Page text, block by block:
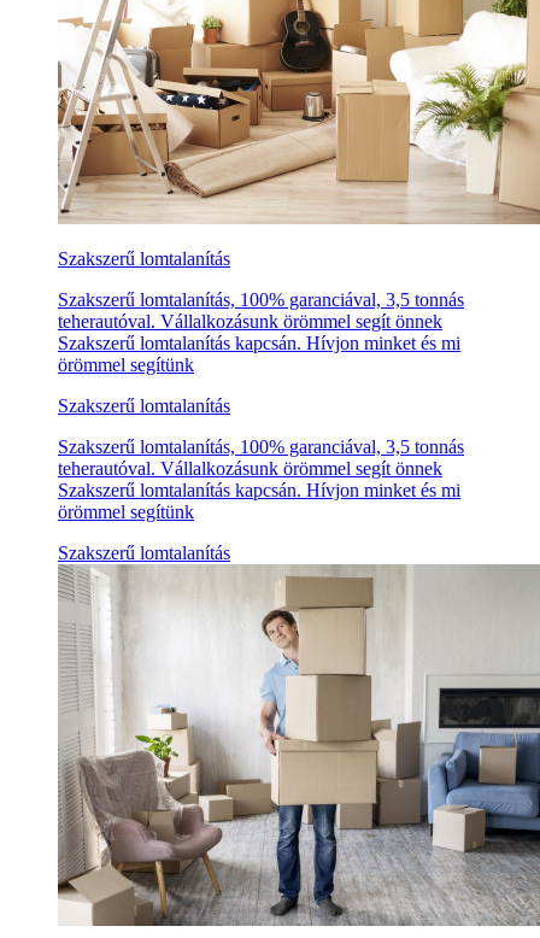
Szakszerű lomtalanítás
Szakszerű lomtalanítás, 100% garanciával, 3,5 tonnás
teherautóval. Vállalkozásunk örömmel segít önnek
Szakszerű lomtalanítás kapcsán. Hívjon minket és mi
örömmel segítünk
Szakszerű lomtalanítás
Szakszerű lomtalanítás, 100% garanciával, 3,5 tonnás
teherautóval. Vállalkozásunk örömmel segít önnek
Szakszerű lomtalanítás kapcsán. Hívjon minket és mi
örömmel segítünk
Szakszerű lomtalanítás